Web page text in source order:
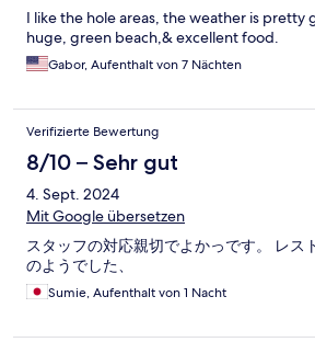
I like the hole areas, the weather is pretty
huge, green beach,& excellent food.
Gabor, Aufenthalt von 7 Nächten
Verifizierte Bewertung
8/10 – Sehr gut
4. Sept. 2024
Mit Google übersetzen
スタッフの対応親切でよかっです。 レス
のようでした、
Sumie, Aufenthalt von 1 Nacht